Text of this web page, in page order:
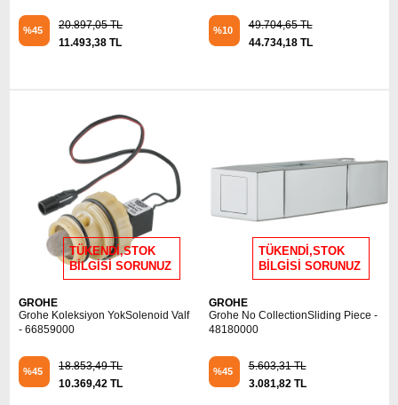
%45
20.897,05 TL
11.493,38 TL
%10
49.704,65 TL
44.734,18 TL
TÜKENDİ,STOK
BİLGİSİ SORUNUZ
GROHE
Grohe Koleksiyon YokSolenoid Valf
- 66859000
%45
18.853,49 TL
10.369,42 TL
TÜKENDİ,STOK
BİLGİSİ SORUNUZ
GROHE
Grohe No CollectionSliding Piece -
48180000
%45
5.603,31 TL
3.081,82 TL